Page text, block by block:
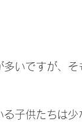
多いですが、
る子供たちは少